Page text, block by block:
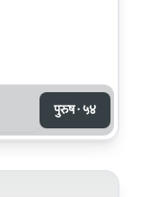
पुरुष · ५४